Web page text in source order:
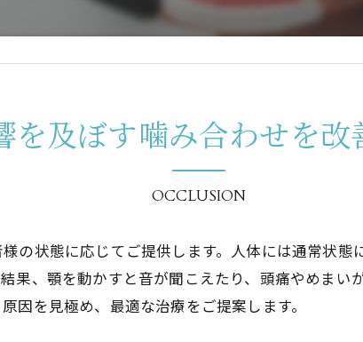
根管治療
親知らず
噛み合わせ
を及ぼす噛み合わせを改
OCCLUSION
の状態に応じてご提供します。人体には通常状
果、顎を動かすと音が聞こえたり、頭痛やめまい
因を見極め、最適な治療をご提案します。